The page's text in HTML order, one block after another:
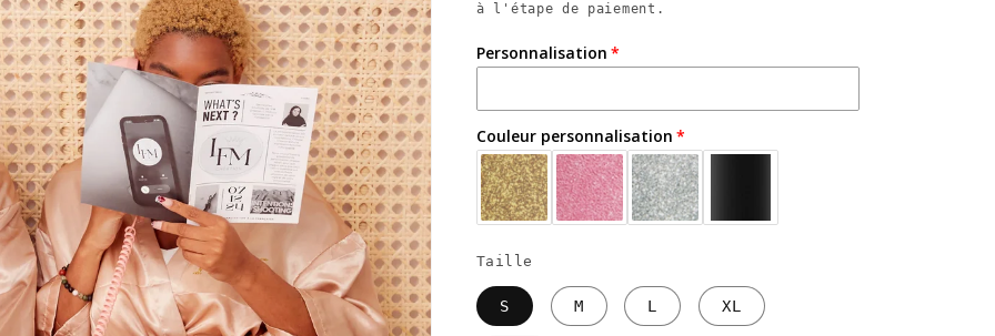
à l'étape de paiement.
Personnalisation
Couleur personnalisation
Taille
S M L XL